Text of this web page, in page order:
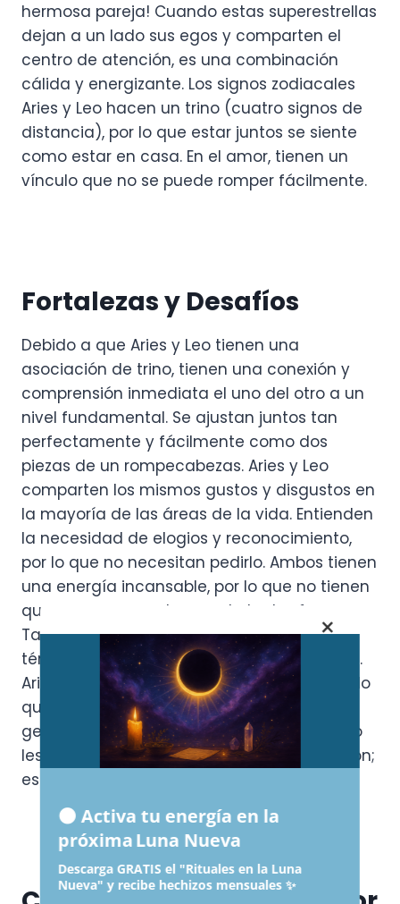
hermosa pareja! Cuando estas superestrellas
dejan a un lado sus egos y comparten el
centro de atención, es una combinación
cálida y energizante. Los signos zodiacales
Aries y Leo hacen un trino (cuatro signos de
distancia), por lo que estar juntos se siente
como estar en casa. En el amor, tienen un
vínculo que no se puede romper fácilmente.
Fortalezas y Desafíos
Debido a que Aries y Leo tienen una
asociación de trino, tienen una conexión y
comprensión inmediata el uno del otro a un
nivel fundamental. Se ajustan juntos tan
perfectamente y fácilmente como dos
piezas de un rompecabezas. Aries y Leo
comparten los mismos gustos y disgustos en
la mayoría de las áreas de la vida. Entienden
la necesidad de elogios y reconocimiento,
por lo que no necesitan pedirlo. Ambos tienen
una energía incansable, por lo que no tienen
que preocuparse de que el otro los frene.
También están bien emparejados en
términos de temperamento y personalidad.
Aries es apasionado y seguro de sí mismo, lo
que complementa la naturaleza alegre y
generosa de Leo. Como signos de fuego, no
les importa un poco de calor en una relación;
es lo que la mantiene picante.
×
🌑 Activa tu energía en la
próxima Luna Nueva
Descarga GRATIS el "Rituales en la Luna
Nueva" y recibe hechizos mensuales ✨